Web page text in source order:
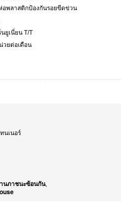
อพลาสติกป้องกันรอยขีดข่วน
นยูเนี่ยน T/T
วยต่อเดือน
นเนอร์
นภาชนะซ้อนกัน,